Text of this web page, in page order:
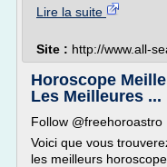
Lire la suite
Site : http://www.all-
Horoscope
Les Meilleures ...
Follow @freehoroastro
Voici que vous
les meilleurs